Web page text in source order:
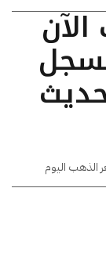
عيار 24 يسجل
الذهب اليوم